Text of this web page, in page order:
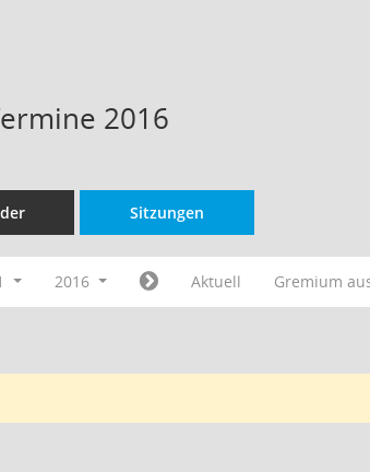
2016
Sitzungen
2016 Aktuell Gremium